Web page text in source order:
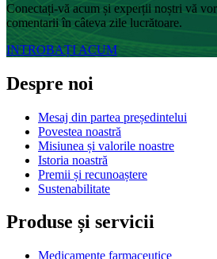
Conectați-vă acum și experții noștri vă
comentarii în câteva zile lucrătoare.
INTROBAȚI ACUM
Despre noi
Mesaj din partea președintelui
Povestea noastră
Misiunea și valorile noastre
Istoria noastră
Premii și recunoaștere
Sustenabilitate
Produse și servicii
Medicamente farmaceutice